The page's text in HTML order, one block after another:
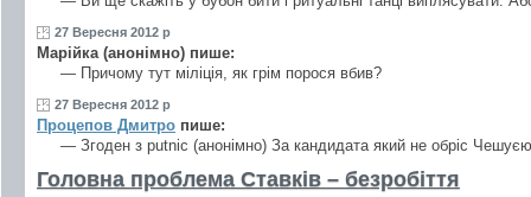
27 Вересня 2012 р
Марійка (анонімно) пише:
— Причому тут міліція, як грім порося вбив?
27 Вересня 2012 р
Процепов Дмитро пише:
— Згоден з putnic (анонімно) За кандидата який не обріс
Головна проблема Ставків – безробіття